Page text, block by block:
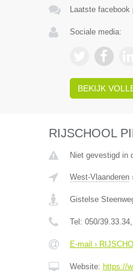
Laatste facebook
Sociale media:
BEKIJK
RIJSCHOOL
Niet gevestigd in
West-Vlaanderen
Gistelse
Tel: 050/39.33.34
E-mail ›
Website: https://